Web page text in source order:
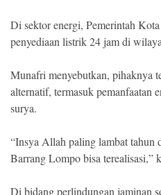
Di sektor energi, Pemerintah
penyediaan listrik 24 jam di
Munafri menyebutkan, pihaknya
alternatif, termasuk pemanfaatan
surya.
“Insya Allah paling lambat tahun
Barrang Lompo bisa terealisasi,”
Di bidang perlindungan jaminan